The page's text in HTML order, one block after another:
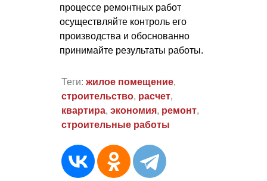
процессе ремонтных работ
осуществляйте контроль его
производства и обоснованно
принимайте результаты работы.
Теги: жилое помещение,
строительство, расчет,
квартира, экономия, ремонт,
строительные работы